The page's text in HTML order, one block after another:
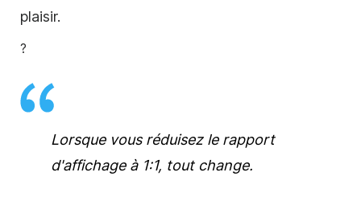
plaisir.
?
Lorsque vous réduisez le rapport
d'affichage à 1:1, tout change.